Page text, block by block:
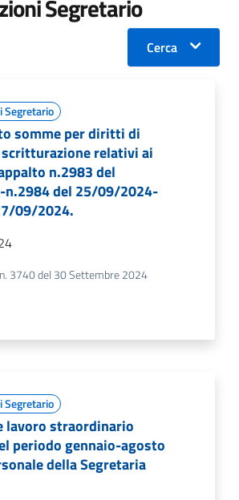
Segretario
Cerca
Segretario
somme per diritti di
relativi ai
n.2983 del
del 25/09/2024-
09/2024.
3740 del 30 Settembre 2024
Segretario
lavoro straordinario
periodo gennaio-agosto
della Segretaria